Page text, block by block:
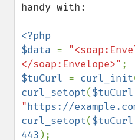
handy with:
<?php
$data =
</soap:Envelope>"
$tuCurl = curl_init
curl_setopt($tuCurl
"https://
curl_setopt($tuCurl
443